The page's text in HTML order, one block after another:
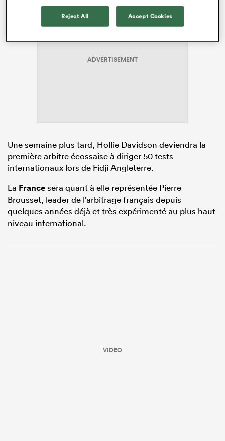
ADVERTISEMENT
Une semaine plus tard, Hollie Davidson deviendra la
première arbitre écossaise à diriger 50 tests
internationaux lors de Fidji Angleterre.
La Francesera quant à elle représentée Pierre
Brousset, leader de l’arbitrage français depuis
quelques années déjà et très expérimenté au plus haut
niveau international.
VIDEO
Reject All Accept Cookies